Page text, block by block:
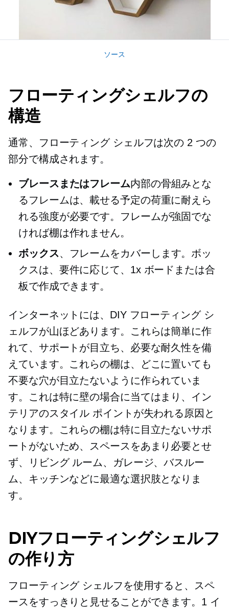
ソース
フローティングシェルフの
構造
通常、フローティング シェルフは次の 2 つの
部分で構成されます。
ブレースまたはフレーム内部の骨組みとな
るフレームは、載せる予定の荷重に耐えら
れる強度が必要です。フレームが強固でな
ければ棚は作れません。
ボックス、フレームをカバーします。ボッ
クスは、要件に応じて、1x ボードまたは合
板で作成できます。
インターネットには、DIY フローティング シ
ェルフが山ほどあります。これらは簡単に作
れて、サポートが目立ち、必要な耐久性を備
えています。これらの棚は、どこに置いても
不要な穴が目立たないように作られていま
す。これは特に壁の場合に当てはまり、イン
テリアのスタイル ポイントが失われる原因と
なります。これらの棚は特に目立たないサポ
ートがないため、スペースをあまり必要とせ
ず、リビング ルーム、ガレージ、バスルー
ム、キッチンなどに最適な選択肢となりま
す。
DIYフローティングシェルフ
の作り方
フローティング シェルフを使用すると、スペ
ースをすっきりと見せることができます。1 イ